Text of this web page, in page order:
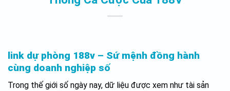
link dự phòng 188v – Sứ mệnh đồng hành
cùng doanh nghiệp số
Trong thế giới số ngày nay, dữ liệu được xem như tài sản